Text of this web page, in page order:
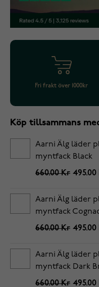
Fri frakt över 1000kr
Köp tillsammans
Aarni Älg läder
myntfack Black
660.00 Kr 495.00
Aarni Älg läder
myntfack
660.00 Kr 495.00
Aarni Älg läder
myntfack Dark
660.00 Kr 495.00